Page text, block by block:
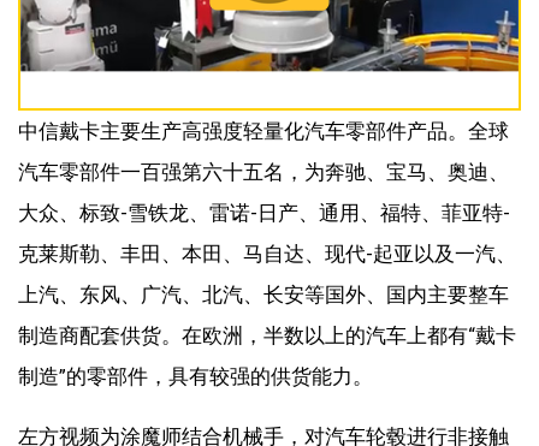
中信戴卡主要生产高强度轻量化汽车零部件产品。全球
汽车零部件一百强第六十五名，为奔驰、宝马、奥迪、
大众、标致-雪铁龙、雷诺-日产、通用、福特、菲亚特-
克莱斯勒、丰田、本田、马自达、现代-起亚以及一汽、
上汽、东风、广汽、北汽、长安等国外、国内主要整车
制造商配套供货。在欧洲，半数以上的汽车上都有“戴卡
制造”的零部件，具有较强的供货能力。
左方视频为涂魔师结合机械手，对汽车轮毂进行非接触